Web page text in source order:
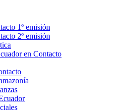
1º emisión
2º emisión
en Contacto